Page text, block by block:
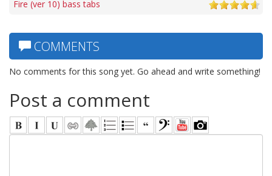
Fire (ver 10) bass tabs
COMMENTS
No comments for this song yet. Go ahead and write something!
Post a comment